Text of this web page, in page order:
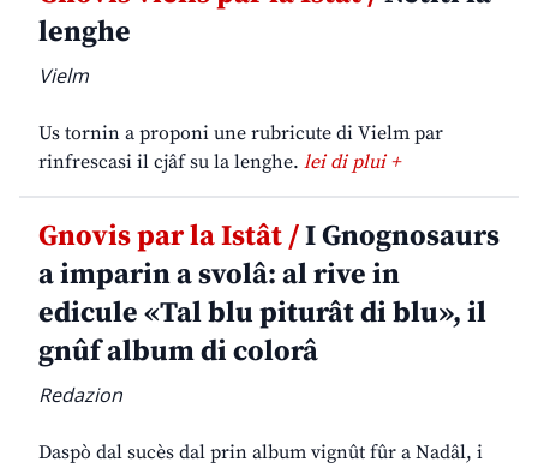
lenghe
Vielm
Us tornin a proponi une rubricute di Vielm par
rinfrescasi il cjâf su la lenghe. lei di plui +
Gnovis par la Istât /I Gnognosaurs
a imparin a svolâ: al rive in
edicule «Tal blu piturât di blu», il
gnûf album di colorâ
Redazion
Daspò dal sucès dal prin album vignût fûr a Nadâl, i